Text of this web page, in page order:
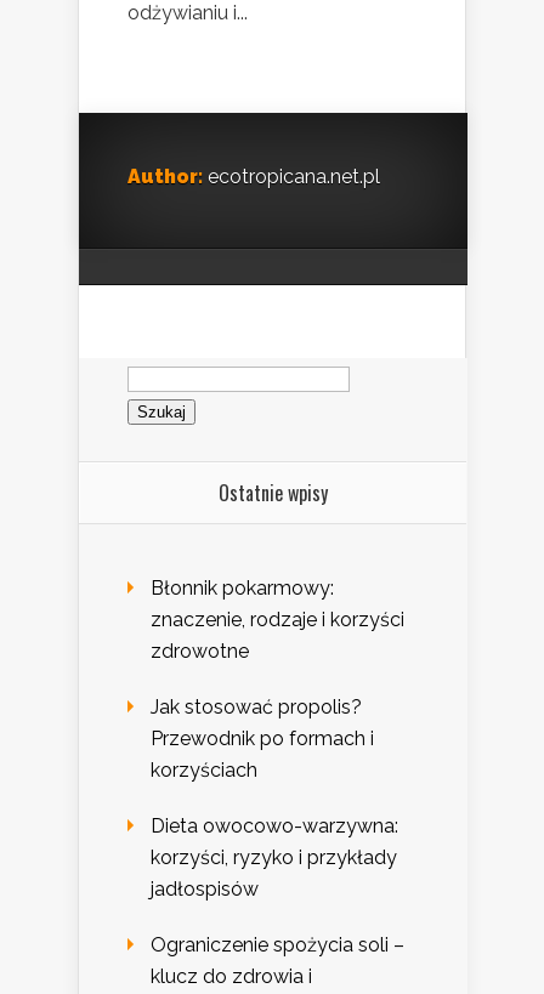
odżywianiu i...
Author: ecotropicana.net.pl
Szukaj:
Ostatnie wpisy
Błonnik pokarmowy:
znaczenie, rodzaje i korzyści
zdrowotne
Jak stosować propolis?
Przewodnik po formach i
korzyściach
Dieta owocowo-warzywna:
korzyści, ryzyko i przykłady
jadłospisów
Ograniczenie spożycia soli –
klucz do zdrowia i